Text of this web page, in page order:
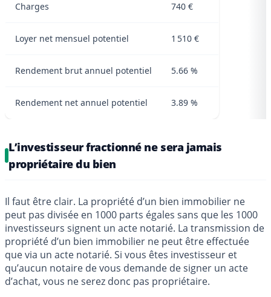
Charges 740 €
Loyer net mensuel potentiel 1 510 €
Rendement brut annuel potentiel 5.66 %
Rendement net annuel potentiel 3.89 %
L’investisseur fractionné ne sera jamais
propriétaire du bien
Il faut être clair. La propriété d’un bien immobilier ne
peut pas divisée en 1000 parts égales sans que les 1000
investisseurs signent un acte notarié. La transmission de
propriété d’un bien immobilier ne peut être effectuée
que via un acte notarié. Si vous êtes investisseur et
qu’aucun notaire de vous demande de signer un acte
d’achat, vous ne serez donc pas propriétaire.